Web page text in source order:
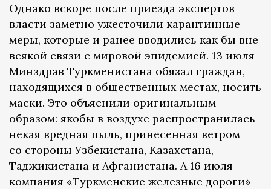
Однако вскоре после приезда экспертов
власти заметно ужесточили карантинные
меры, которые и ранее вводились как бы вне
всякой связи с мировой эпидемией. 13 июля
Минздрав Туркменистана обязал граждан,
находящихся в общественных местах, носить
маски. Это объяснили оригинальным
образом: якобы в воздухе распространилась
некая вредная пыль, принесенная ветром
со стороны Узбекистана, Казахстана,
Таджикистана и Афганистана. А 16 июля
компания «Туркменские железные дороги»